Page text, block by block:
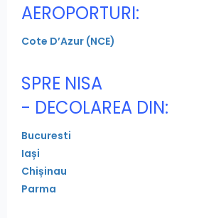
AEROPORTURI:
Cote D’Azur (NCE)
SPRE NISA
- DECOLAREA DIN:
Bucuresti
Iași
Chișinau
Parma